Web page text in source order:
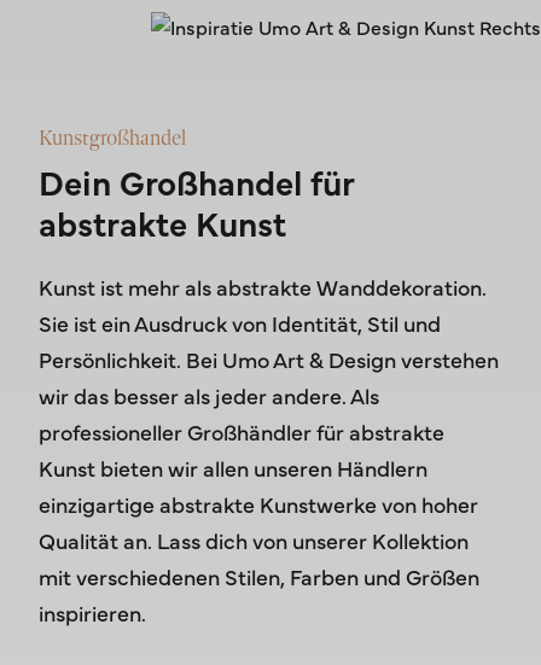
Kunstgroßhandel
Dein Großhandel für
abstrakte Kunst
Kunst ist mehr als abstrakte Wanddekoration.
Sie ist ein Ausdruck von Identität, Stil und
Persönlichkeit. Bei Umo Art & Design verstehen
wir das besser als jeder andere. Als
professioneller Großhändler für abstrakte
Kunst bieten wir allen unseren Händlern
einzigartige abstrakte Kunstwerke von hoher
Qualität an. Lass dich von unserer Kollektion
mit verschiedenen Stilen, Farben und Größen
inspirieren.